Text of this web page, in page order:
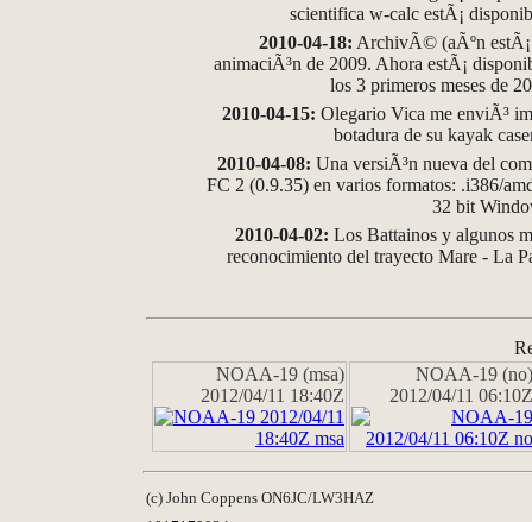
scientifica w-calc estÃ¡
2010-04-18: ArchivÃ© (aÃºn
animaciÃ³n de 2009. Ahora estÃ¡
los 3 primeros meses de
2010-04-15: Olegario Vica me enviÃ³
botadura de su kayak
2010-04-08: Una versiÃ³n nueva del
FC 2 (0.9.35) en varios formatos: .i386/
32 bit
2010-04-02: Los Battainos y algunos
reconocimiento del trayecto Mare - La
NOAA-19 (msa)
2012/04/11 18:40Z
NOAA-19 (no)
2012/04/11 06:10Z
(c) John Coppens ON6JC/LW3HAZ